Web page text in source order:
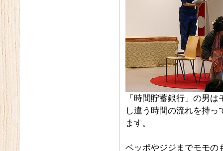
「時間貯蓄銀行」の男
し違う時間の流れを持
ます。
ベッポやジジまでモモの